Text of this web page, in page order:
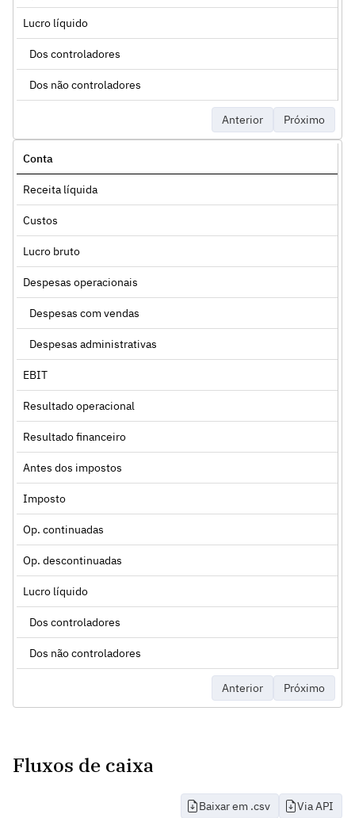
Lucro líquido
Dos controladores
Dos não controladores
Anterior Próximo
Conta
Receita líquida
Custos
Lucro bruto
Despesas operacionais
Despesas com vendas
Despesas administrativas
EBIT
Resultado operacional
Resultado financeiro
Antes dos impostos
Imposto
Op. continuadas
Op. descontinuadas
Lucro líquido
Dos controladores
Dos não controladores
Anterior Próximo
Fluxos de caixa
Baixar em .csv Via API